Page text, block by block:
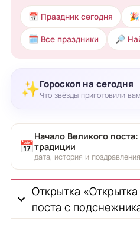
📅 Праздник сегодня
🗓 Все праздники 🔎
✨Гороскоп на сегодня
Что звёзды приготовили
📅
Начало Великого
традиции
дата, история и
Открытка
поста с